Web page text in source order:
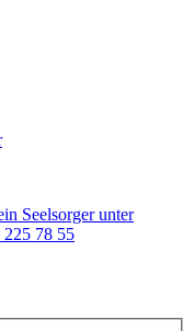
Seelsorger unter
225 78 55